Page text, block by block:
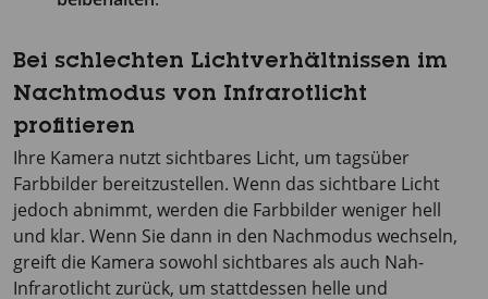
Bei schlechten Lichtverhältnissen im
Nachtmodus von Infrarotlicht
profitieren
Ihre Kamera nutzt sichtbares Licht, um tagsüber
Farbbilder bereitzustellen. Wenn das sichtbare Licht
jedoch abnimmt, werden die Farbbilder weniger hell
und klar. Wenn Sie dann in den Nachmodus wechseln,
greift die Kamera sowohl sichtbares als auch Nah-
Infrarotlicht zurück, um stattdessen helle und